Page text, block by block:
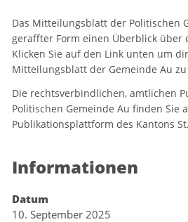
Das Mitteilungsblatt der Politischen
geraffter Form einen Überblick über
Klicken Sie auf den Link unten um
Mitteilungsblatt der Gemeinde Au
Die rechtsverbindlichen, amtlichen
Politischen Gemeinde Au finden Sie
Publikationsplattform des Kantons
Informationen
Datum
10. September 2025